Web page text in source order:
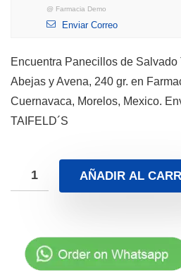
@ Farmacia Demo
Enviar Correo
Encuentra Panecillos de Salvado
Abejas y Avena, 240 gr. en
Cuernavaca, Morelos, Mexico.
TAIFELD´S
AÑADIR AL